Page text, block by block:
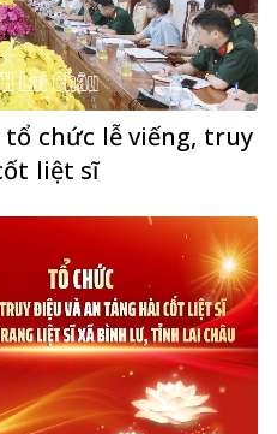
chức lễ viếng, truy
liệt sĩ